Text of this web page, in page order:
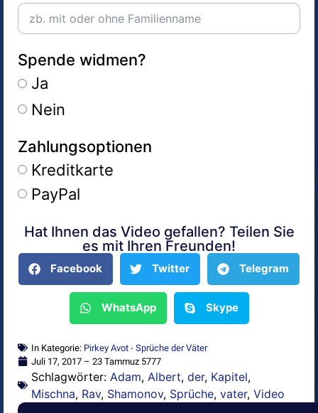
Spende widmen?
Ja
Nein
Zahlungsoptionen
Kreditkarte
PayPal
Alternative:
Hat Ihnen das Video gefallen? Teilen Sie
es mit Ihren Freunden!
Facebook Twitter Telegram
WhatsApp Skype
In Kategorie: Pirkey Avot - Sprüche der Väter
Juli 17, 2017 – 23 Tammuz 5777
Schlagwörter: Adam, Albert, der, Kapitel,
Mischna, Rav, Shamonov, Sprüche, vater, Video